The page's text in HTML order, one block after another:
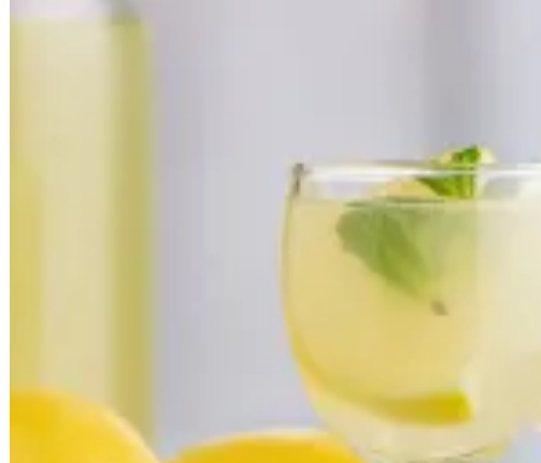
Shake it! Einen 'Mai Tai'-Cocktail ganz leicht selber
Limoncello Tonic: Erfrischender Cocktail in nur
5 Minuten